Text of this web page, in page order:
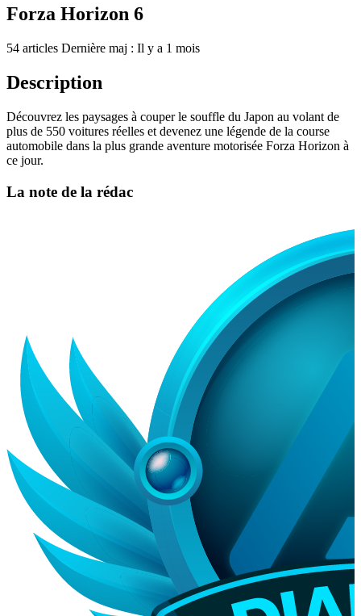
Forza Horizon 6
54 articles Dernière maj : Il y a 1 mois
Description
Découvrez les paysages à couper le souffle du Japon au volant de
plus de 550 voitures réelles et devenez une légende de la course
automobile dans la plus grande aventure motorisée Forza Horizon à
ce jour.
La note de la rédac